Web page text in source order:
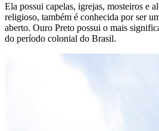
Ela possui capelas, igrejas, mosteiros e
religioso, também é conhecida por ser
aberto. Ouro Preto possui o mais
do período colonial do Brasil.